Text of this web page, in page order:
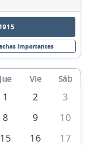
Importantes
Jue Vie Sáb
1 2
3
8 9
10
15 16
17